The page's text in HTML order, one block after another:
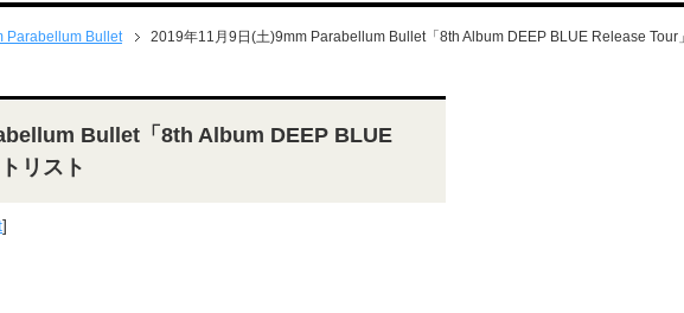
Parabellum Bullet
2019年11月9日(土)9mm Parabellum Bullet「8th Album DEEP BLUE Release Tour
Bullet「8th Album DEEP BLUE
リスト
]